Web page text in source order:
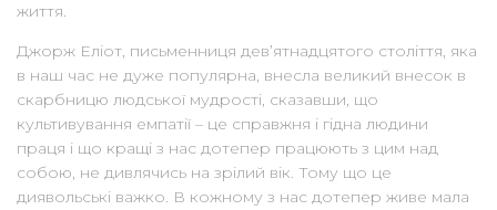
життя.
Джорж Еліот, письменниця дев’ятнадцятого століття, яка
в наш час не дуже популярна, внесла великий внесок в
скарбницю людської мудрості, сказавши, що
культивування емпатії – це справжня і гідна людини
праця і що кращі з нас дотепер працюють з цим над
собою, не дивлячись на зрілий вік. Тому що це
диявольські важко. В кожному з нас дотепер живе мала